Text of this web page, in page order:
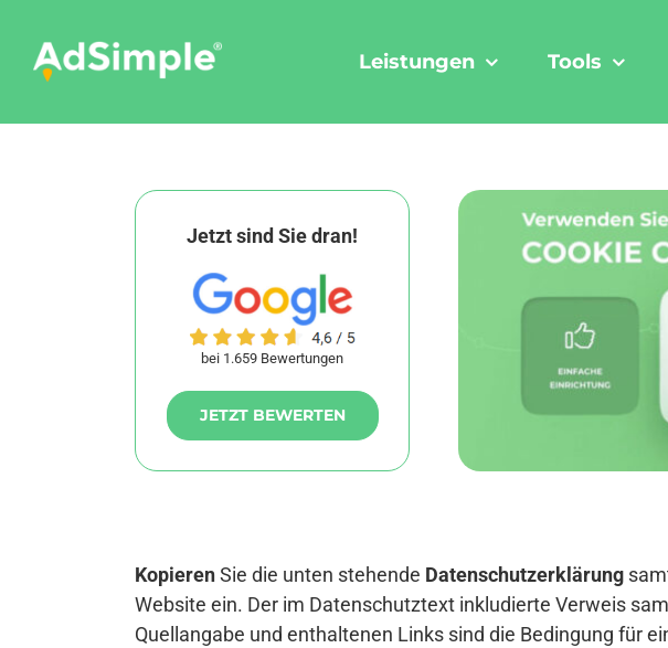
content
Leistungen Tools
Jetzt sind Sie dran!
bei 1.659 Bewertungen
JETZT BEWERTEN
KopierenSie die unten stehende Datenschutzerklärung
Website ein. Der im Datenschutztext inkludierte Verweis
Quellangabe und enthaltenen Links sind die Bedingung für